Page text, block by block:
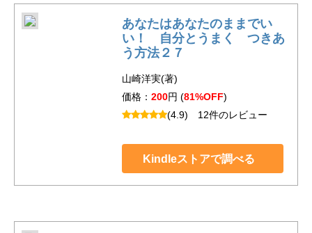
あなたはあなたのままでい
い！ 自分とうまく つきあ
う方法２７
山崎洋実(著)
価格： 200円 (81%OFF)
(4.9) 12件のレビュー
Kindleストアで調べる